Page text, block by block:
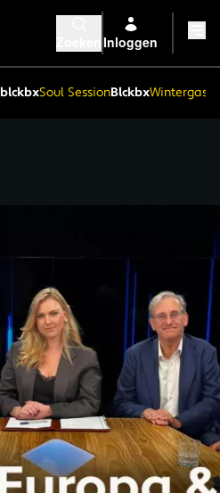
Inloggen
blckbxSoul SessionBlckbx